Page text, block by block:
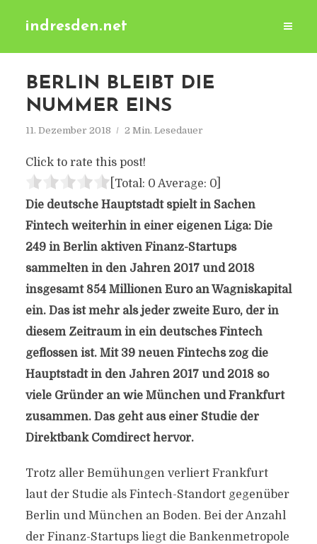
indresden.net
BERLIN BLEIBT DIE
NUMMER EINS
11. Dezember 2018 2 Min. Lesedauer
Click to rate this post!
[Total: 0 Average: 0]
Die deutsche Hauptstadt spielt in Sachen
Fintech weiterhin in einer eigenen Liga: Die
249 in Berlin aktiven Finanz-Startups
sammelten in den Jahren 2017 und 2018
insgesamt 854 Millionen Euro an Wagniskapital
ein. Das ist mehr als jeder zweite Euro, der in
diesem Zeitraum in ein deutsches Fintech
geflossen ist. Mit 39 neuen Fintechs zog die
Hauptstadt in den Jahren 2017 und 2018 so
viele Gründer an wie München und Frankfurt
zusammen. Das geht aus einer Studie der
Direktbank Comdirect hervor.
Trotz aller Bemühungen verliert Frankfurt
laut der Studie als Fintech-Standort gegenüber
Berlin und München an Boden. Bei der Anzahl
der Finanz-Startups liegt die Bankenmetropole